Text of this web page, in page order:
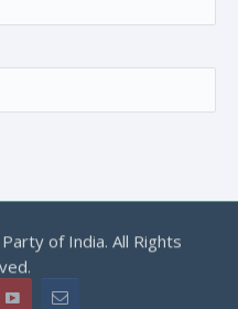
of India. All Rights